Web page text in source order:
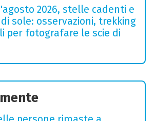
2026, stelle cadenti e
sole: osservazioni, trekking
per fotografare le scie di